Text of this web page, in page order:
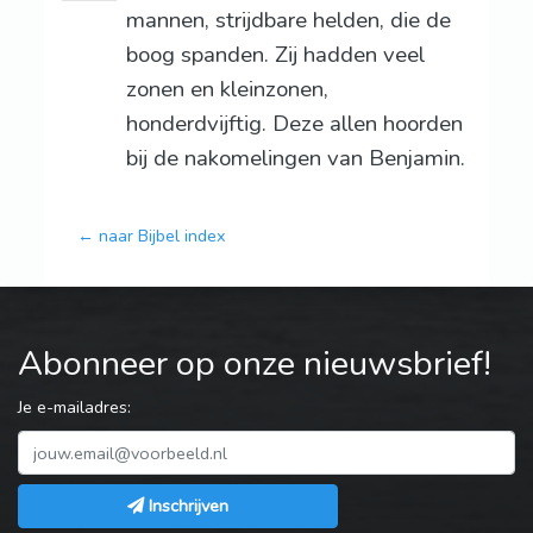
mannen, strijdbare helden, die de
boog spanden. Zij hadden veel
zonen en kleinzonen,
honderdvijftig. Deze allen hoorden
bij de nakomelingen van Benjamin.
← naar Bijbel index
Abonneer op onze nieuwsbrief!
Je e-mailadres:
Inschrijven